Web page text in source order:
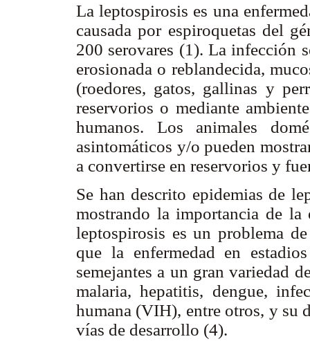
La leptospirosis es una
causada por espiroquetas del
200 serovares (1). La infección
erosionada o reblandecida,
(roedores, gatos, gallinas y
reservorios o mediante
humanos. Los animales
asintomáticos y/o pueden
a convertirse en reservorios y
Se han descrito epidemias de
mostrando la importancia de la
leptospirosis es un problema
que la enfermedad en
semejantes a un gran variedad
malaria, hepatitis, dengue,
humana (VIH), entre otros, y su
vías de desarrollo (4).